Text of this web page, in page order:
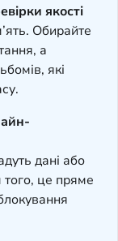
якості
Обирайте
а
які
дані або
того, це пряме